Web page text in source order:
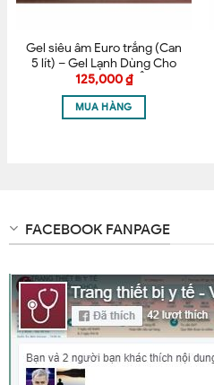
Lưu tên của tôi, email,
duyệt này cho lần bình luận
Gel siêu âm Euro trắng (Can
5 lít) – Gel Lạnh Dùng Cho
Triệt Lông, Siêu Âm
125,000₫
MUA HÀNG
FACEBOOK FANPAGE